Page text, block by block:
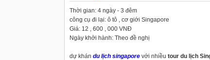
Thời gian: 4 ngày - 3 đêm
công cụ đi lại: ô tô , cơ giới Singapore
Giá: 12 , 600 , 000 VNĐ
Ngày khởi hành: Theo đề nghị
dự khán du lịch singapore với nhiều tour du lịch